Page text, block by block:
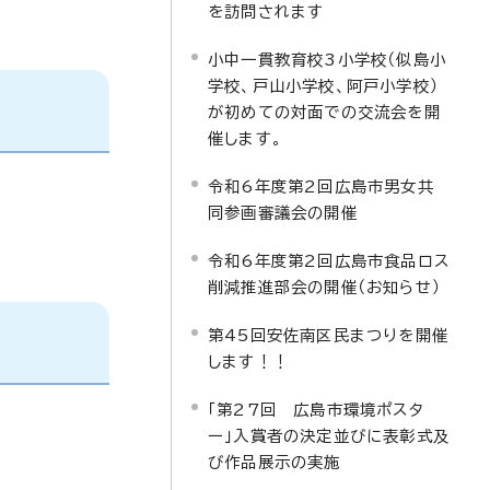
を訪問されます
小中一貫教育校3小学校（似島小
学校、戸山小学校、阿戸小学校）
が初めての対面での交流会を開
催します。
令和6年度第2回広島市男女共
同参画審議会の開催
令和6年度第2回広島市食品ロス
削減推進部会の開催（お知らせ）
第45回安佐南区民まつりを開催
します！！
「第27回 広島市環境ポスタ
ー」入賞者の決定並びに表彰式及
び作品展示の実施